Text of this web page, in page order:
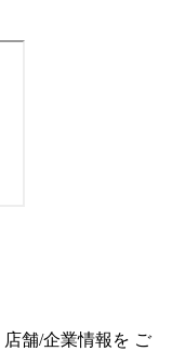
店舗/企業情報を ご